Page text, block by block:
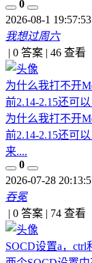
0
2026-08-1 19:57:53
我想过周六
0 答案 46 查看
为什么我打不开
前2.14-2.15还可
为什么我打不开
前2.14-2.15还可
来....
0
2026-07-28
吞冕
0 答案 74 查看
SOCD设置a，ctrl